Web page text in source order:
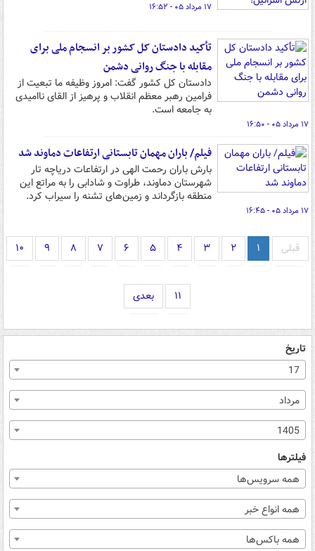
۱۷ مرداد ۰۵ - ۱۶:۵۲
تأکید دادستان کل کشور بر انسجام ملی برای
مقابله با جنگ روانی دشمن
دادستان کل کشور گفت: امروز وظیفه ما تبعیت از
فرامین رهبر معظم انقلاب و پرهیز از القای ناامیدی
به جامعه است.
۱۷ مرداد ۰۵ - ۱۶:۵۰
فیلم/ باران مهمان تابستانی ارتفاعات دماوند شد
بارش باران رحمت الهی در ارتفاعات دریاچه تار
شهرستان دماوند، طراوت و شادابی را به مراتع این
منطقه بازگرداند و زمین‌های تشنه را سیراب کرد.
۱۷ مرداد ۰۵ - ۱۶:۴۵
قبلی ۱ ۲ ۳ ۴ ۵ ۶ ۷ ۸ ۹ ۱۰
۱۱ بعدی
تاریخ
17
مرداد
1405
فیلترها
همه سرویس‌ها
همه انواع خبر
همه باکس‌ها